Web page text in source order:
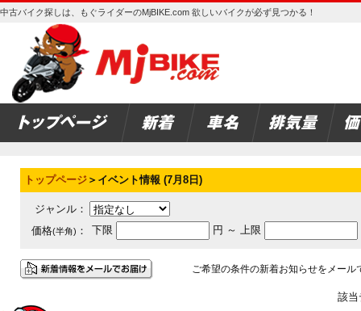
中古バイク探しは、もぐライダーのMjBIKE.com 欲しいバイクが必ず見つかる！
トップページ ＞イベント情報 (7月8日)
ジャンル：
価格(半角) ： 下限 円 ～ 上限
ご希望の条件の新着お知らせをメー
該当